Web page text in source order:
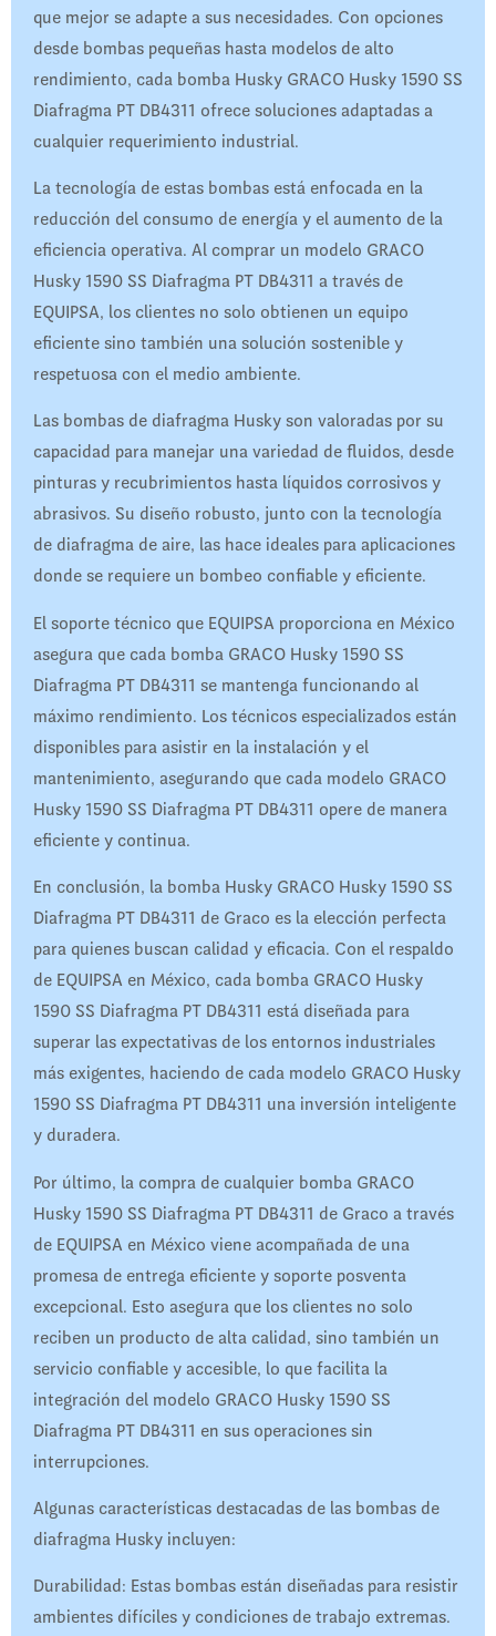
que mejor se adapte a sus necesidades. Con opciones
desde bombas pequeñas hasta modelos de alto
rendimiento, cada bomba Husky GRACO Husky 1590 SS
Diafragma PT DB4311 ofrece soluciones adaptadas a
cualquier requerimiento industrial.
La tecnología de estas bombas está enfocada en la
reducción del consumo de energía y el aumento de la
eficiencia operativa. Al comprar un modelo GRACO
Husky 1590 SS Diafragma PT DB4311 a través de
EQUIPSA, los clientes no solo obtienen un equipo
eficiente sino también una solución sostenible y
respetuosa con el medio ambiente.
Las bombas de diafragma Husky son valoradas por su
capacidad para manejar una variedad de fluidos, desde
pinturas y recubrimientos hasta líquidos corrosivos y
abrasivos. Su diseño robusto, junto con la tecnología
de diafragma de aire, las hace ideales para aplicaciones
donde se requiere un bombeo confiable y eficiente.
El soporte técnico que EQUIPSA proporciona en México
asegura que cada bomba GRACO Husky 1590 SS
Diafragma PT DB4311 se mantenga funcionando al
máximo rendimiento. Los técnicos especializados están
disponibles para asistir en la instalación y el
mantenimiento, asegurando que cada modelo GRACO
Husky 1590 SS Diafragma PT DB4311 opere de manera
eficiente y continua.
En conclusión, la bomba Husky GRACO Husky 1590 SS
Diafragma PT DB4311 de Graco es la elección perfecta
para quienes buscan calidad y eficacia. Con el respaldo
de EQUIPSA en México, cada bomba GRACO Husky
1590 SS Diafragma PT DB4311 está diseñada para
superar las expectativas de los entornos industriales
más exigentes, haciendo de cada modelo GRACO Husky
1590 SS Diafragma PT DB4311 una inversión inteligente
y duradera.
Por último, la compra de cualquier bomba GRACO
Husky 1590 SS Diafragma PT DB4311 de Graco a través
de EQUIPSA en México viene acompañada de una
promesa de entrega eficiente y soporte posventa
excepcional. Esto asegura que los clientes no solo
reciben un producto de alta calidad, sino también un
servicio confiable y accesible, lo que facilita la
integración del modelo GRACO Husky 1590 SS
Diafragma PT DB4311 en sus operaciones sin
interrupciones.
Algunas características destacadas de las bombas de
diafragma Husky incluyen:
Durabilidad: Estas bombas están diseñadas para resistir
ambientes difíciles y condiciones de trabajo extremas.